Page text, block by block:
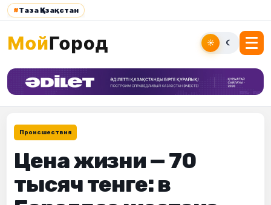
#Таза Қазақстан
☀ ☾
Происшествия
Цена жизни — 70
тысяч тенге: в